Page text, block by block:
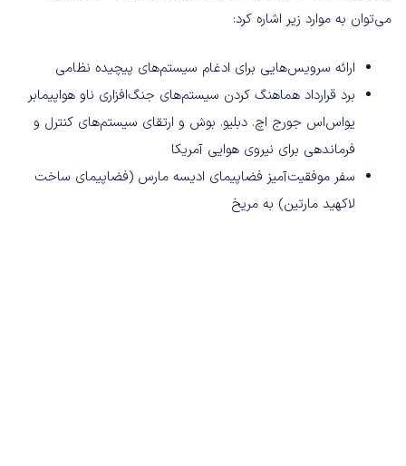
می‌توان به موارد زیر اشاره کرد:
ارائه سرویس‌هایی برای ادغام سیستم‌های پیچیده نظامی
برد قرارداد هماهنگ کردن سیستم‌های جنگ‌افزاری ناو هواپیمابر
یواس‌اس جورج اچ. دبلیو. بوش و ارتقای سیستم‌های کنترل و
فرماندهی برای نیروی هوایی آمریکا
سفر موفقیت‌آمیز فضاپیمای ادیسه مارس (فضاپیمای ساخت
لاکهید مارتین) به مریخ